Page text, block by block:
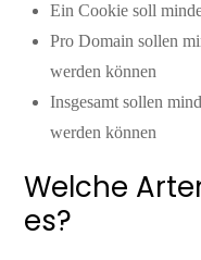
Ein Cookie soll
Pro Domain sollen
werden können
Insgesamt sollen
werden können
Welche
es?